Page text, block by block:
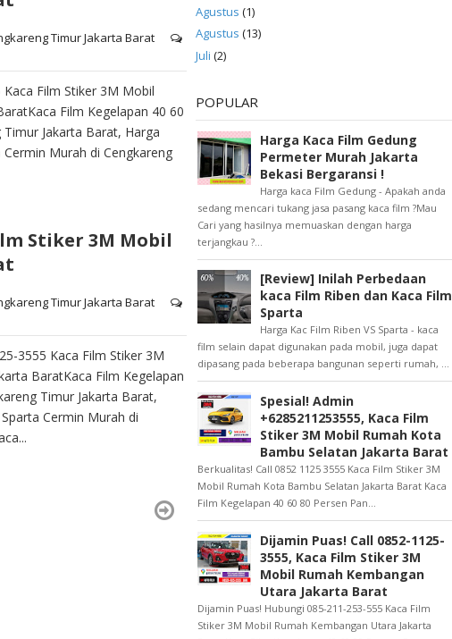
Timur Jakarta Barat
Film Stiker 3M Mobil
Film Kegelapan 40 60
Jakarta Barat, Harga
Murah di Cengkareng
Stiker 3M Mobil
Timur Jakarta Barat
3555 Kaca Film Stiker 3M
BaratKaca Film Kegelapan
Timur Jakarta Barat,
Cermin Murah di
Agustus (1)
Agustus (13)
Juli (2)
POPULAR
Harga Kaca Film Gedung
Permeter Murah Jakarta
Bekasi Bergaransi !
Harga kaca Film Gedung - Apakah anda
sedang mencari tukang jasa pasang kaca film ?Mau
Cari yang hasilnya memuaskan dengan harga
terjangkau ?...
[Review] Inilah Perbedaan
kaca Film Riben dan Kaca Film
Sparta
Harga Kac Film Riben VS Sparta - kaca
film selain dapat digunakan pada mobil, juga dapat
dipasang pada beberapa bangunan seperti rumah, ...
Spesial! Admin
+6285211253555, Kaca Film
Stiker 3M Mobil Rumah Kota
Bambu Selatan Jakarta Barat
Berkualitas! Call 0852 1125 3555 Kaca Film Stiker 3M
Mobil Rumah Kota Bambu Selatan Jakarta Barat Kaca
Film Kegelapan 40 60 80 Persen Pan...
Dijamin Puas! Call 0852-1125-
3555, Kaca Film Stiker 3M
Mobil Rumah Kembangan
Utara Jakarta Barat
Dijamin Puas! Hubungi 085-211-253-555 Kaca Film
Stiker 3M Mobil Rumah Kembangan Utara Jakarta